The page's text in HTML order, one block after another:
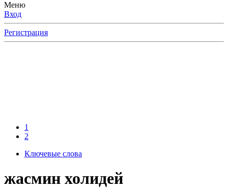
Меню
Вход
Регистрация
и
1
2
Ключевые слова
жасмин холидей